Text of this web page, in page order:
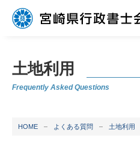
土地利用
Frequently Asked Questions
HOME よくある質問 土地利用